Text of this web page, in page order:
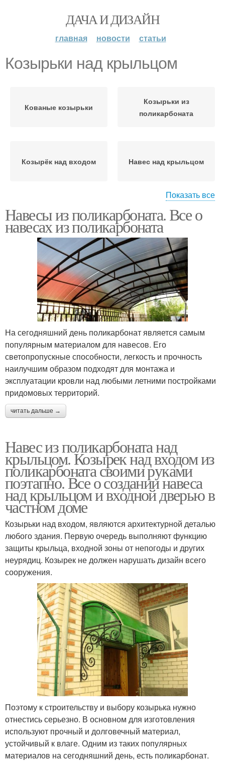
ДАЧА И ДИЗАЙН
главная новости статьи
Козырьки над крыльцом
Кованые козырьки
Козырьки из
поликарбоната
Козырёк над входом Навес над крыльцом
Козырек над крыльцом
Козырьки из
профнастила
Стеклянные козырьки Деревянные козырьки
Навесы над крыльцом
Показать все
Навесы из поликарбоната. Все о
навесах из поликарбоната
На сегодняшний день поликарбонат является самым
популярным материалом для навесов. Его
светопропускные способности, легкость и прочность
наилучшим образом подходят для монтажа и
эксплуатации кровли над любыми летними постройками
придомовых территорий.
читать дальше →
Навес из поликарбоната над
крыльцом. Козырек над входом из
поликарбоната своими руками
поэтапно. Все о создании навеса
над крыльцом и входной дверью в
частном доме
Козырьки над входом, являются архитектурной деталью
любого здания. Первую очередь выполняют функцию
защиты крыльца, входной зоны от непогоды и других
неурядиц. Козырек не должен нарушать дизайн всего
сооружения.
Поэтому к строительству и выбору козырька нужно
отнестись серьезно. В основном для изготовления
используют прочный и долговечный материал,
устойчивый к влаге. Одним из таких популярных
материалов на сегодняшний день, есть поликарбонат.